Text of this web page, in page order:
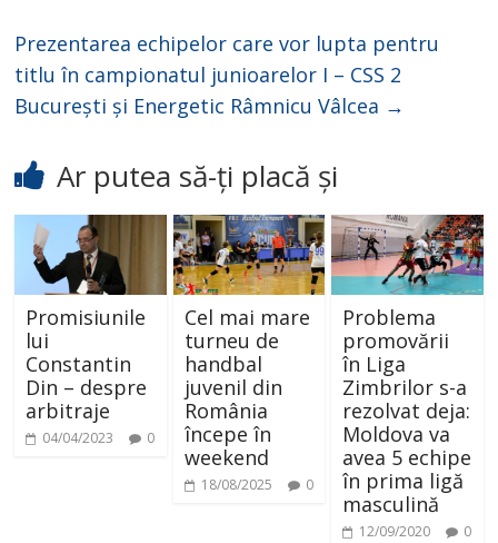
Prezentarea echipelor care vor lupta pentru
titlu în campionatul junioarelor I – CSS 2
București și Energetic Râmnicu Vâlcea →
Ar putea să-ți placă și
Promisiunile
lui
Constantin
Din – despre
arbitraje
04/04/2023 0
Cel mai mare
turneu de
handbal
juvenil din
România
începe în
weekend
18/08/2025 0
Problema
promovării
în Liga
Zimbrilor s-a
rezolvat deja:
Moldova va
avea 5 echipe
în prima ligă
masculină
12/09/2020 0